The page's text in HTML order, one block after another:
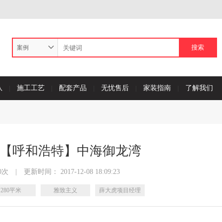
案例
施工工艺 配套产品 无忧售后 家装指南 了解我们
呼和浩特】中海御龙湾
次 更新时间： 2017-12-08 18:09:23
280平米 雅致主义 薛大虎项目经理